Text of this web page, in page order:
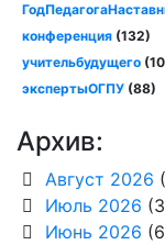
конференция(132)
учительбудущего
экспертыОГПУ(88)
Архив:
Август 2026
Июль 2026
Июнь 2026